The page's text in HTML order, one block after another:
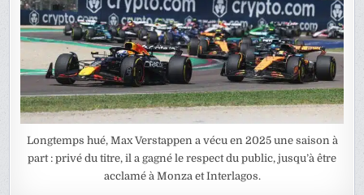
Longtemps hué, Max Verstappen a vécu en 2025 une saison à
part : privé du titre, il a gagné le respect du public, jusqu’à être
acclamé à Monza et Interlagos.